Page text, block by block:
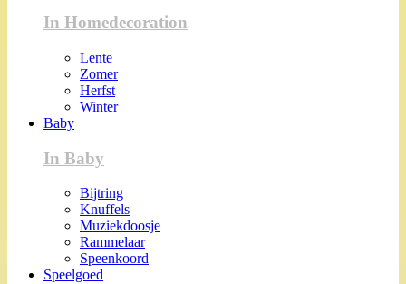
In Homedecoration
Lente
Zomer
Herfst
Winter
Baby
In Baby
Bijtring
Knuffels
Muziekdoosje
Rammelaar
Speenkoord
Speelgoed